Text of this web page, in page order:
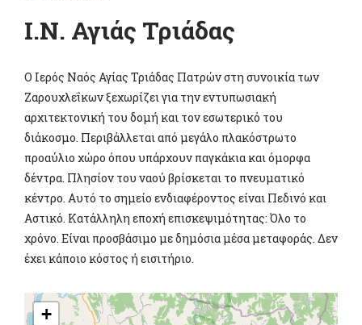
Ι.Ν. Αγιάς Τριάδας
Ο Ιερός Ναός Αγίας Τριάδας Πατρών στη συνοικία των
Ζαρουχλεΐκων ξεχωρίζει για την εντυπωσιακή
αρχιτεκτονική του δομή και τον εσωτερικό του
διάκοσμο. Περιβάλλεται από μεγάλο πλακόστρωτο
προαύλιο χώρο όπου υπάρχουν παγκάκια και όμορφα
δέντρα. Πλησίον του ναού βρίσκεται το πνευματικό
κέντρο. Αυτό το σημείο ενδιαφέροντος είναι Πεδινό και
Αστικό. Κατάλληλη εποχή επισκεψιμότητας: Όλο το
χρόνο. Είναι προσβάσιμο με δημόσια μέσα μεταφοράς. Δεν
έχει κάποιο κόστος ή εισιτήριο.
+